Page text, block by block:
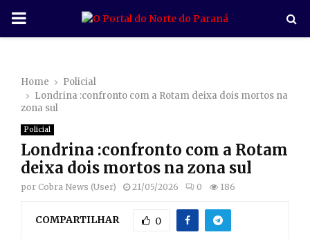
P
M
A
Home
Policial
Londrina :confronto com a Rotam deixa dois mortos na
zona sul
Policial
Londrina :confronto com a Rotam
deixa dois mortos na zona sul
por Cobra News (User) 21/05/2026 0 186
COMPARTILHAR 0